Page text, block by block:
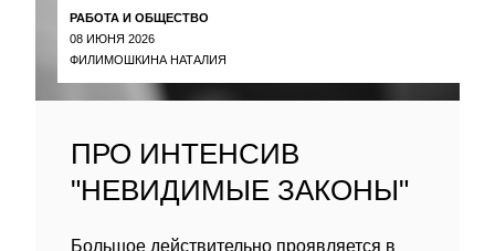
РАБОТА И ОБЩЕСТВО
08 ИЮНЯ 2026
ФИЛИМОШКИНА НАТАЛИЯ
ПРО ИНТЕНСИВ
"НЕВИДИМЫЕ ЗАКОНЫ"
Большое действительно проявляется в